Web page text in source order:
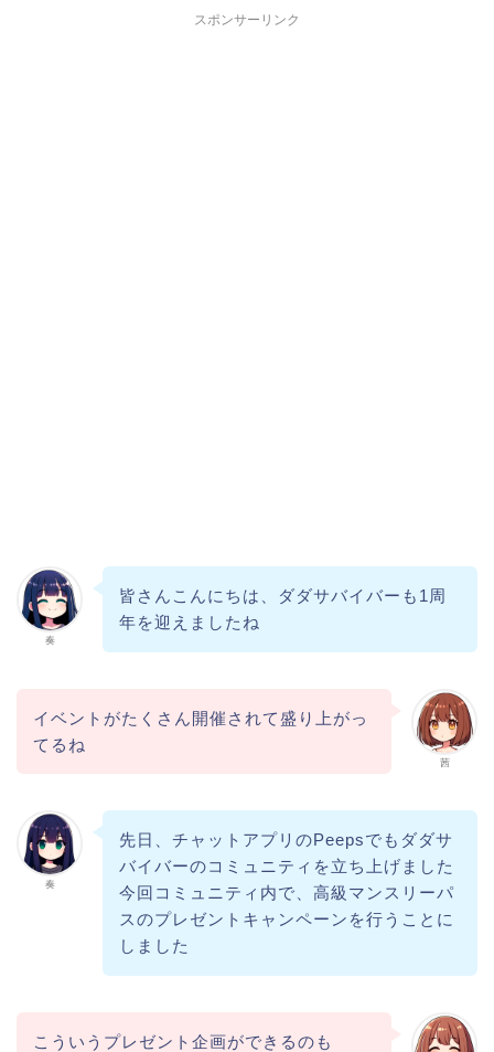
スポンサーリンク
奏
皆さんこんにちは、ダダサバイバーも1周
年を迎えましたね
茜
イベントがたくさん開催されて盛り上がっ
てるね
奏
先日、チャットアプリのPeepsでもダダサ
バイバーのコミュニティを立ち上げました
今回コミュニティ内で、高級マンスリーパ
スのプレゼントキャンペーンを行うことに
しました
こういうプレゼント企画ができるのも